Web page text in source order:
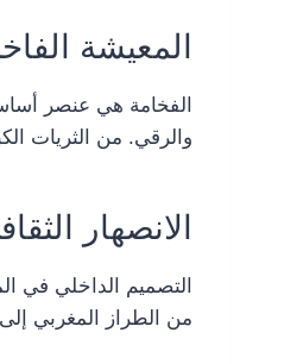
المعيشة
الفخامة هي عنصر
والرقي. من الثريات
الانصهار
التصميم الداخلي في
من الطراز المغربي